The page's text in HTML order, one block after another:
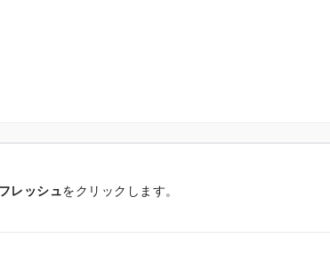
レッシュをクリックします。